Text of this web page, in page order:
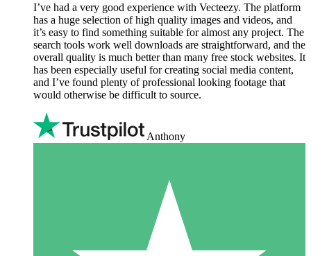
I’ve had a very good experience with Vecteezy. The platform
has a huge selection of high quality images and videos, and
it’s easy to find something suitable for almost any project. The
search tools work well downloads are straightforward, and the
overall quality is much better than many free stock websites. It
has been especially useful for creating social media content,
and I’ve found plenty of professional looking footage that
would otherwise be difficult to source.
Anthony